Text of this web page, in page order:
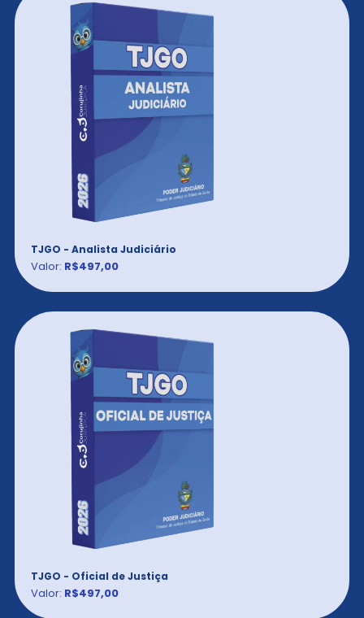
TJGO - Analista Judiciário
Valor: R$497,00
TJGO - Oficial de Justiça
Valor: R$497,00